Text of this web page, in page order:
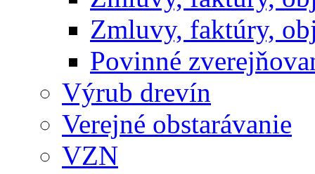
Zmluvy, faktúry,
Povinné
Výrub drevín
Verejné obstarávanie
VZN